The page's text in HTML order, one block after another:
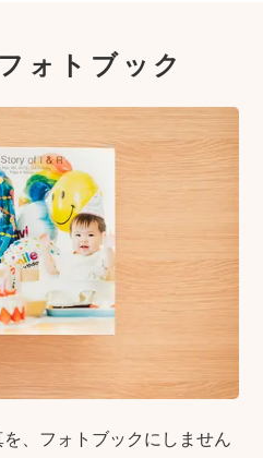
ォトブック
、フォトブックにしません